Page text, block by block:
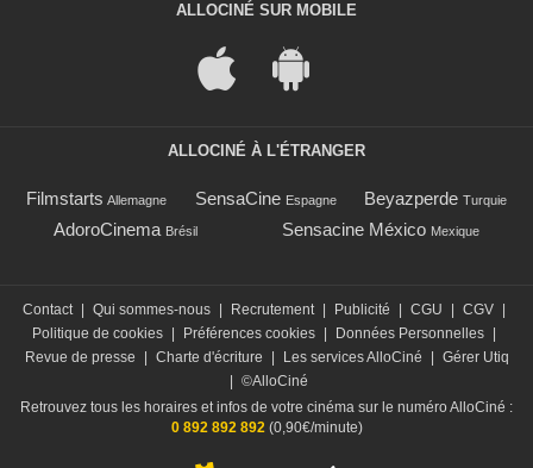
ALLOCINÉ SUR MOBILE
ALLOCINÉ À L'ÉTRANGER
Filmstarts Allemagne SensaCine Espagne Beyazperde Turquie
AdoroCinema Brésil Sensacine México Mexique
Contact Qui sommes-nous Recrutement Publicité CGU CGV
Politique de cookies
Préférences cookies Données Personnelles
Revue de presse
Charte d'écriture Les services AlloCiné
Gérer Utiq
©AlloCiné
Retrouvez tous les horaires et infos de votre cinéma sur le numéro AlloCiné :
0 892 892 892(0,90€/minute)